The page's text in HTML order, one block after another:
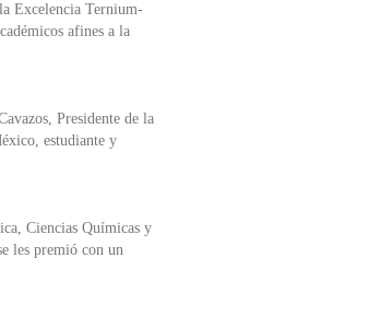
Excelencia Ternium-
afines a la
Presidente de la
estudiante y
Ciencias Químicas y
les premió con un